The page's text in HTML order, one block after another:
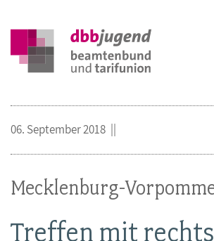
Mecklenburg-
Treffen mit
06. September 2018